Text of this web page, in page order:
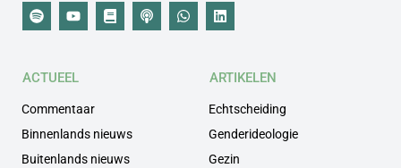
ACTUEEL
Commentaar
Binnenlands nieuws
Buitenlands nieuws
ARTIKELEN
Echtscheiding
Genderideologie
Gezin